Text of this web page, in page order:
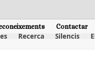
Contactar
Recerca Silencis